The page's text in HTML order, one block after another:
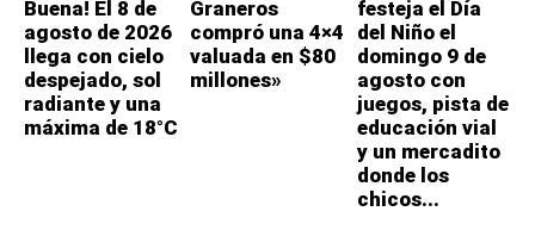
Buena! El 8 de
agosto de 2026
llega con cielo
despejado, sol
radiante y una
máxima de 18°C
Graneros
compró una 4×4
valuada en $80
millones»
festeja el Día
del Niño el
domingo 9 de
agosto con
juegos, pista de
educación vial
y un mercadito
donde los
chicos...